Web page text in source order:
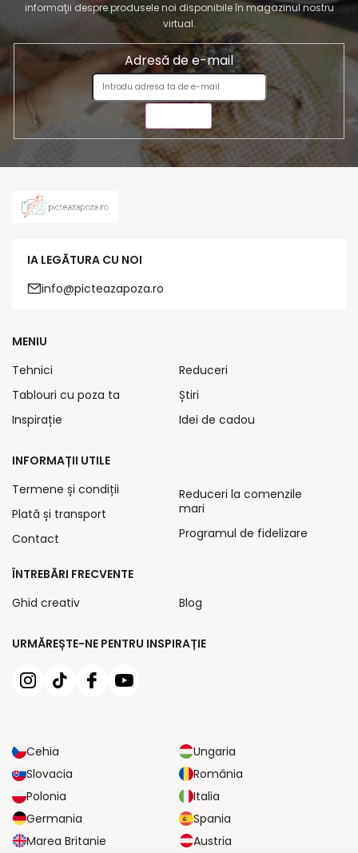
informaţii despre produsele noi disponibile în magazinul nostru
virtual.
Adresă de e-mail
IA LEGĂTURA CU NOI
info@picteazapoza.ro
URMĂREȘTE-NE PENTRU INSPIRAȚIE
Cehia
Ungaria
Slovacia
România
Polonia
Italia
Germania
Spania
Marea Britanie
Austria
MENIU
Tehnici
Tablouri cu poza ta
Inspirație
Reduceri
Știri
Idei de cadou
INFORMAȚII UTILE
Termene și condiții
Plată și transport
Contact
Reduceri la comenzile
mari
Programul de fidelizare
ÎNTREBĂRI FRECVENTE
Ghid creativ
Blog